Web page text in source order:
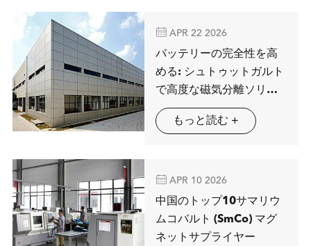
 APR 22 2026
バッテリーの完全性を高
める: シュトゥットガルト
で高度な磁気分離ソリュ
ーションを展示するMAG
SPRINGもっと読む +
 APR 10 2026
中国のトップ10サマリウ
ムコバルト (SmCo) マグ
ネットサプライヤー